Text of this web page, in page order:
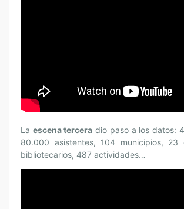
La escena tercera dio paso a los datos:
80.000 asistentes, 104 municipios, 23
bibliotecarios, 487 actividades…